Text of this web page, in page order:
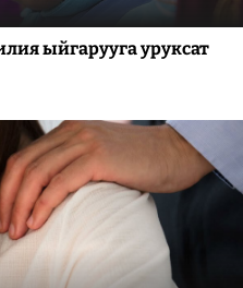
ыйгарууга уруксат